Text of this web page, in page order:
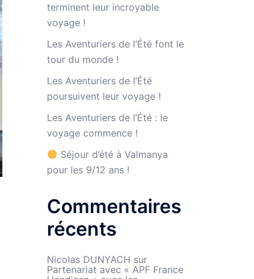
terminent leur incroyable
voyage !
Les Aventuriers de l’Été font le
tour du monde !
Les Aventuriers de l’Été
poursuivent leur voyage !
Les Aventuriers de l’Été : le
voyage commence !
Séjour d’été à Valmanya
pour les 9/12 ans !
Commentaires
récents
Nicolas DUNYACH sur
Partenariat avec « APF France